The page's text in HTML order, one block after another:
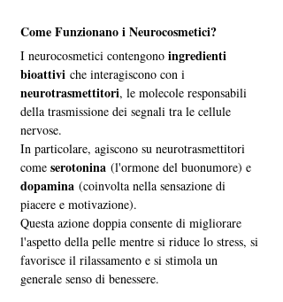
Come Funzionano i Neurocosmetici?
I neurocosmetici contengono ingredienti
bioattivi che interagiscono con i
neurotrasmettitori, le molecole responsabili
della trasmissione dei segnali tra le cellule
nervose.
In particolare, agiscono su neurotrasmettitori
come serotonina (l'ormone del buonumore) e
dopamina (coinvolta nella sensazione di
piacere e motivazione).
Questa azione doppia consente di migliorare
l'aspetto della pelle mentre si riduce lo stress, si
favorisce il rilassamento e si stimola un
generale senso di benessere.